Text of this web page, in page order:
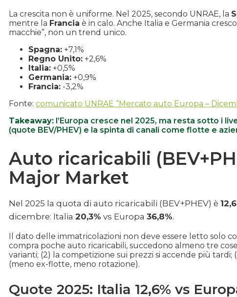
La crescita non è uniforme. Nel 2025, secondo UNRAE, la
mentre la Francia è in calo. Anche Italia e Germania
macchie”, non un trend unico.
Spagna: +7,1%
Regno Unito: +2,6%
Italia: +0,5%
Germania: +0,9%
Francia: -3,2%
Fonte: comunicato UNRAE “Mercato auto Europa –
Takeaway: l’Europa cresce nel 2025, ma resta sotto i
(quote BEV/PHEV) e la spinta di canali come flotte e
Auto ricaricabili
Major Market
Nel 2025 la quota di auto ricaricabili (BEV+PHEV) è
dicembre: Italia 20,3% vs Europa 36,8%.
Il dato delle immatricolazioni non deve essere letto solo
compra poche auto ricaricabili, succedono almeno tre
varianti; (2) la competizione sui prezzi si accende più
(meno ex-flotte, meno rotazione).
Quote 2025: Italia 12,6% vs